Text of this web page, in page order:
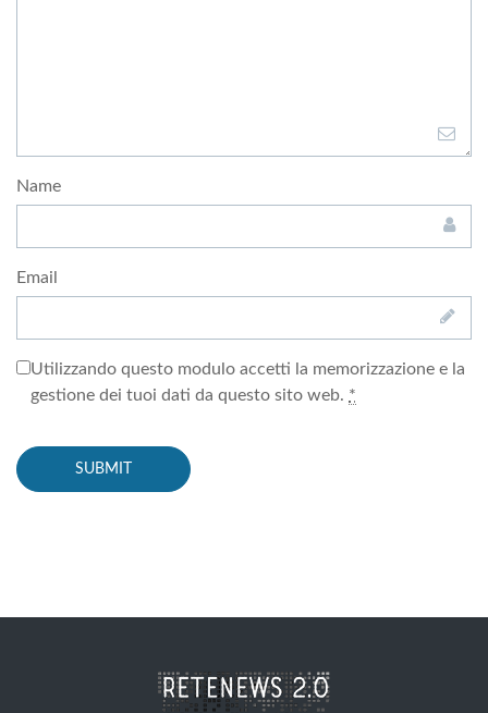
Name
Email
Utilizzando questo modulo accetti la memorizzazione e la
gestione dei tuoi dati da questo sito web. *